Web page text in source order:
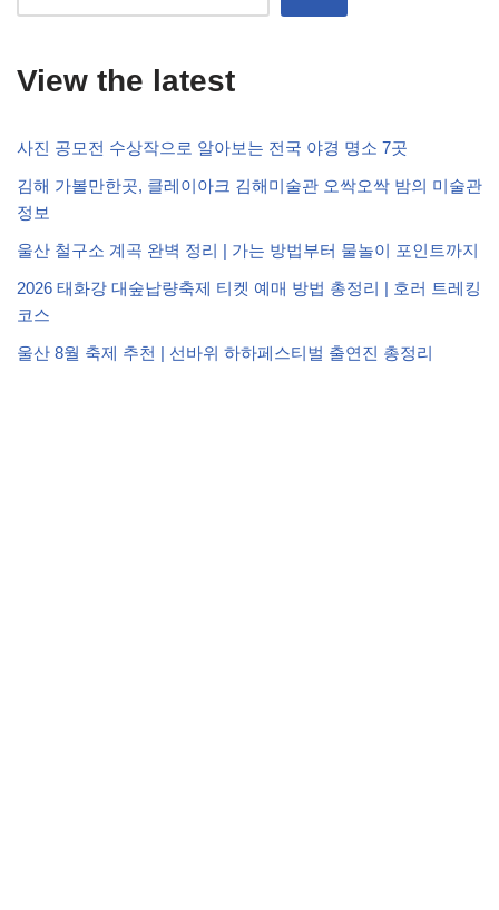
View the latest
사진 공모전 수상작으로 알아보는 전국 야경 명소 7곳
김해 가볼만한곳, 클레이아크 김해미술관 오싹오싹 밤의 미술관
정보
울산 철구소 계곡 완벽 정리 | 가는 방법부터 물놀이 포인트까지
2026 태화강 대숲납량축제 티켓 예매 방법 총정리 | 호러 트레킹
코스
울산 8월 축제 추천 | 선바위 하하페스티벌 출연진 총정리